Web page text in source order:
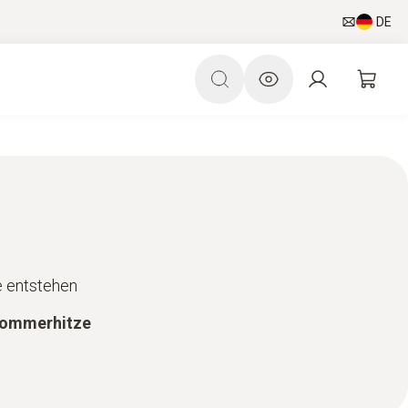
DE
entstehen